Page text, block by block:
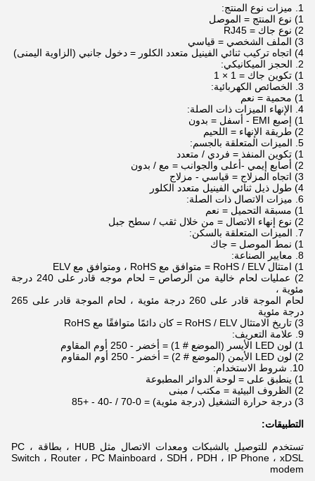
1. ميزات نوع المنتج:
1) نوع المنتج = الموصل
2) نوع جاك = RJ45
3) الملف الشخصي = قياسي
4) اتجاه تركيب ثنائي الفينيل متعدد الكلور = دخول جانبي (الزاوية اليمنى)
2. الحجز الميكانيكي:
1) تكوين جاك = 1 × 1
3. الخصائص الكهربائية:
1) محمية = نعم
4. الإنهاء الميزات ذات الصلة:
1) إصبع EMI - أسفل = بدون
2) طريقة الإنهاء = اللحيم
5. الميزات المتعلقة بالجسم:
1) تكوين المنفذ = فردي / متعدد
2) أصابع إيمي -أعلى والجوانب = مع / بدون
3) اتجاه المزلاج = قياسي - مزلاج
4) طول ذيل ثنائي الفينيل متعدد الكلور
6. ميزات الاتصال ذات الصلة:
1) مسبقة التحميل = نعم
2) نوع إنهاء الاتصال = من خلال ثقب / سطح جبل
7. الميزات المتعلقة بالسكن:
1) نمط الموصل = جاك
8. معايير الصناعة:
1) امتثال RoHS / ELV = متوافق مع RoHS ، ومتوافق مع ELV
2) عمليات لحام خالية من الرصاص = لحام موجه قادر على 240 درجة
مئوية ،
لحام الموجة قادر على 260 درجة مئوية ، لحام الموجة قادر على 265
درجة مئوية
3) تاريخ الامتثال RoHS / ELV = كان دائمًا متوافقًا مع RoHS
9. علامة التعريف:
1) لون LED الأيسر (الموضع # 1) = أخضر - 250 أوم المقاوم
2) لون LED الأيمن (الموضع # 2) = أخضر - 250 أوم المقاوم
10. شروط الاستخدام:
1) ينطبق على = لوحة الدوائر المطبوعة
2) الظروف البيئية = مكتب / مبنى
3) درجة حرارة التشغيل (درجة مئوية) = 0-70 / -40 - +85
التطبيقات:
تستخدم للتوصيل بالشبكات ومعدات الاتصال مثل HUB ، بطاقة PC ،
Switch ، Router ، PC Mainboard ، SDH ، PDH ، IP Phone ، xDSL
modem